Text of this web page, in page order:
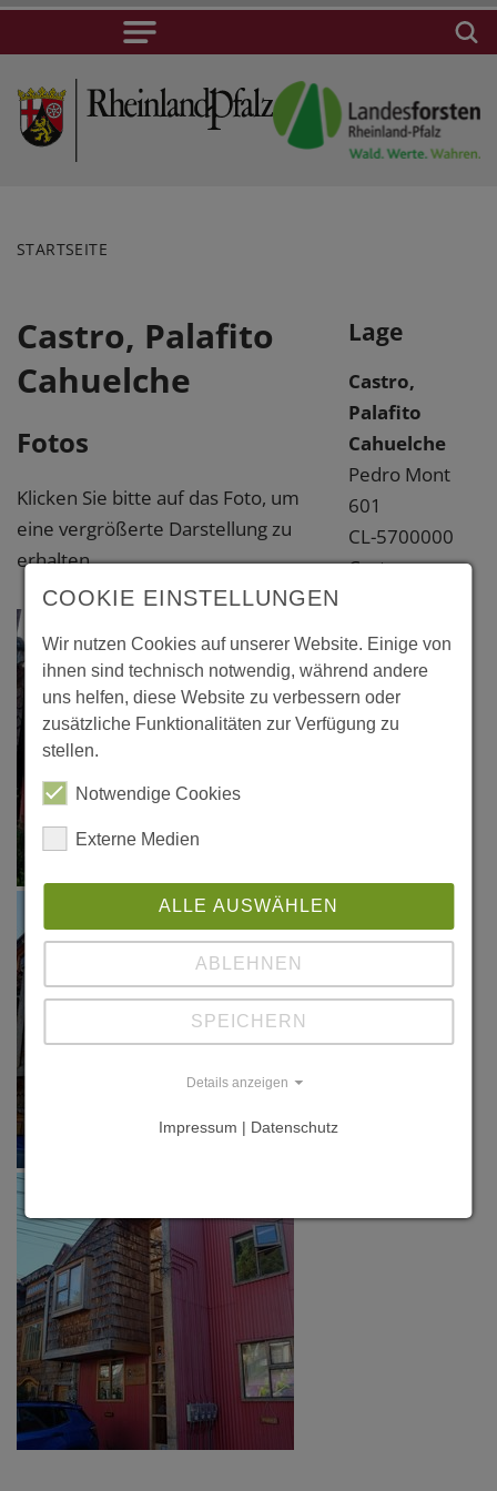
STARTSEITE
Castro, Palafito
Cahuelche
Fotos
Klicken Sie bitte auf das Foto, um
eine vergrößerte Darstellung zu
erhalten.
Lage
Castro,
Palafito
Cahuelche
Pedro Mont
601
CL-5700000
Castro
COOKIE EINSTELLUNGEN
Wir nutzen Cookies auf unserer Website. Einige von
ihnen sind technisch notwendig, während andere
uns helfen, diese Website zu verbessern oder
zusätzliche Funktionalitäten zur Verfügung zu
stellen.
Notwendige Cookies
Externe Medien
ALLE AUSWÄHLEN
ABLEHNEN
SPEICHERN
Details anzeigen
Impressum | Datenschutz